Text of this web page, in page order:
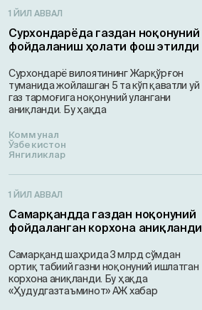
1 ЙИЛ АВВАЛ
Сурхондарёда газдан ноқонуний
фойдаланиш ҳолати фош этилди
Сурхондарё вилоятининг Жарқўрғон
туманида жойлашган 5 та кўп қаватли уй
газ тармоғига ноқонуний улангани
аниқланди. Бу ҳақда
Коммунал
Ўзбекистон
Янгиликлар
1 ЙИЛ АВВАЛ
Самарқандда газдан ноқонуний
фойдаланган корхона аниқланди
Самарқанд шаҳрида 3 млрд сўмдан
ортиқ табиий газни ноқонуний ишлатган
корхона аниқланди. Бу ҳақда
«Ҳудудгазтаъминот» АЖ хабар